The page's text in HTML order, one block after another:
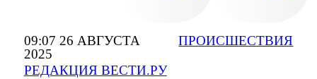
09:07 26 АВГУСТА
2025
РЕДАКЦИЯ ВЕСТИ.РУ
ПРОИСШЕСТВИЯ